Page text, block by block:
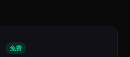
免费